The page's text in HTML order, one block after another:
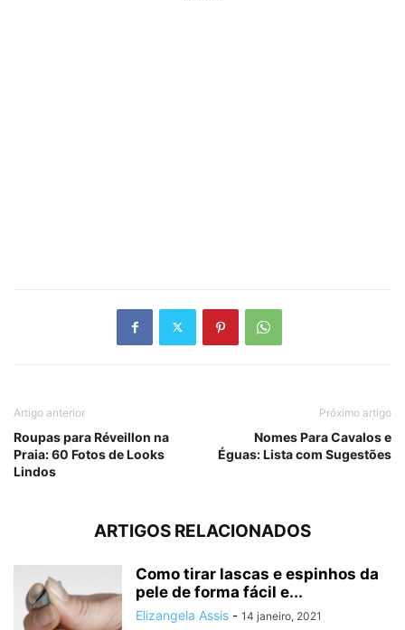
Artigo anterior
Roupas para Réveillon na
Praia: 60 Fotos de Looks
Lindos
Próximo artigo
Nomes Para Cavalos e
Éguas: Lista com Sugestões
ARTIGOS RELACIONADOS
Como tirar lascas e espinhos da
pele de forma fácil e...
Elizangela Assis - 14 janeiro, 2021